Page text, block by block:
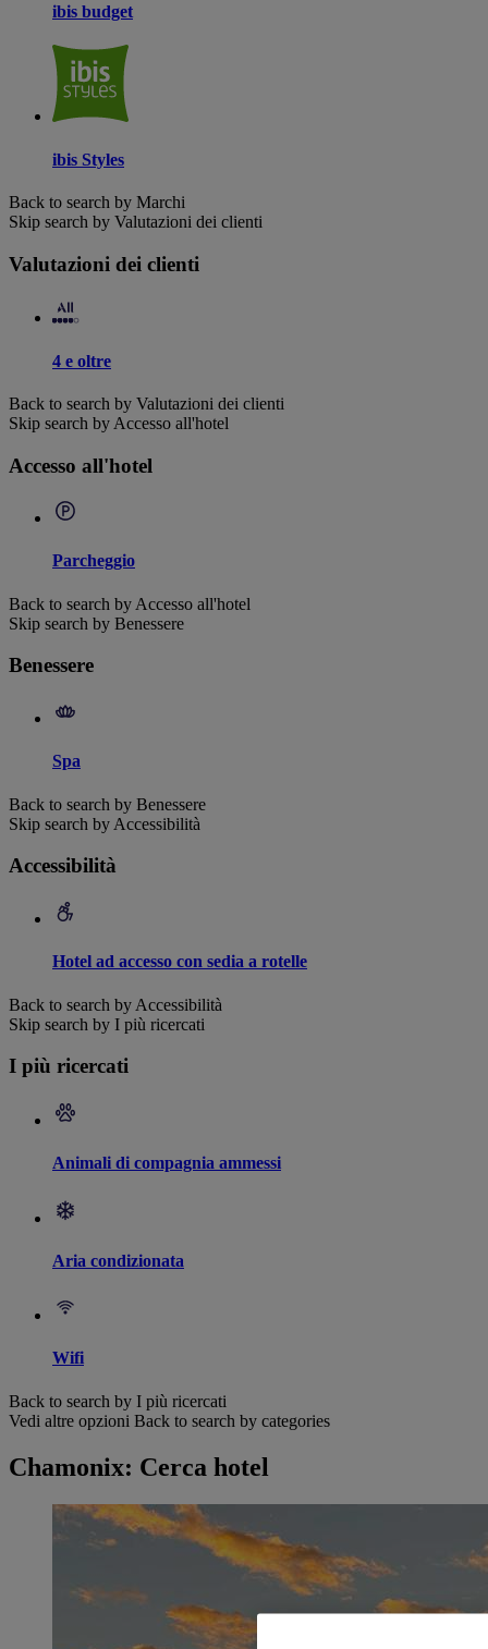
ibis budget
ibis Styles
Back to search by Marchi
Skip search by Valutazioni dei clienti
Valutazioni dei clienti
4 e oltre
Back to search by Valutazioni dei clienti
Skip search by Accesso all'hotel
Accesso all'hotel
Parcheggio
Back to search by Accesso all'hotel
Skip search by Benessere
Benessere
Spa
Back to search by Benessere
Skip search by Accessibilità
Accessibilità
Hotel ad accesso con sedia a rotelle
Back to search by Accessibilità
Skip search by I più ricercati
I più ricercati
Animali di compagnia ammessi
Aria condizionata
Wifi
Back to search by I più ricercati
Vedi altre opzioni Back to search by categories
Chamonix: Cerca hotel